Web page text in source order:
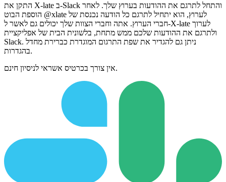
התקן את X-late ב-Slack והתחל לתרגם את ההודעות בערוץ שלך. לאחר
הוספת הבוט @xlate לערוץ, הוא יתחיל לתרגם כל הודעה נכנסת של
חברי הערוץ. אתה וחברי הצוות שלך יכולים גם לאשר ל-X-late לערוך
ולתרגם את ההודעות שלכם ממש מתחת, בלשונית הבית של אפליקציית
Slack. ניתן גם להגדיר את שפת התרגום המוגדרת כברירת מחדל
בהגדרות.
אין צורך בכרטיס אשראי לניסיון חינם.